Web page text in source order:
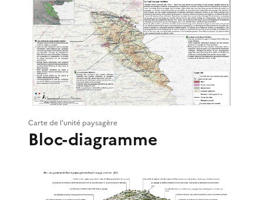
Carte de l'unité paysagère
Bloc-diagramme